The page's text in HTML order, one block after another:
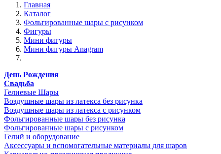
Главная
Каталог
Фольгированные шары с рисунком
Фигуры
Мини фигуры
Мини фигуры Anagram
День Рождения
Свадьба
Гелиевые Шары
Воздушные шары из латекса без рисунка
Воздушные шары из латекса с рисунком
Фольгированные шары без рисунка
Фольгированные шары с рисунком
Гелий и оборудование
Аксессуары и вспомогательные материалы для шаров